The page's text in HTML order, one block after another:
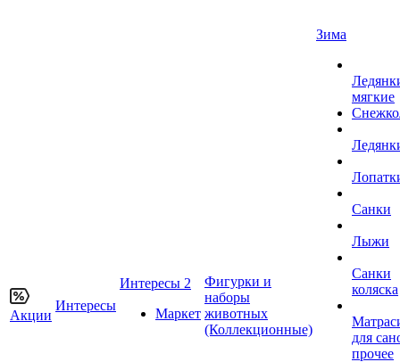
Акции
Интересы
Интересы 2
Маркет
Фигурки и
наборы
животных
(Коллекционные)
Зима
мягкие
Санки
Лыжи
Санки
коляска
для
прочее